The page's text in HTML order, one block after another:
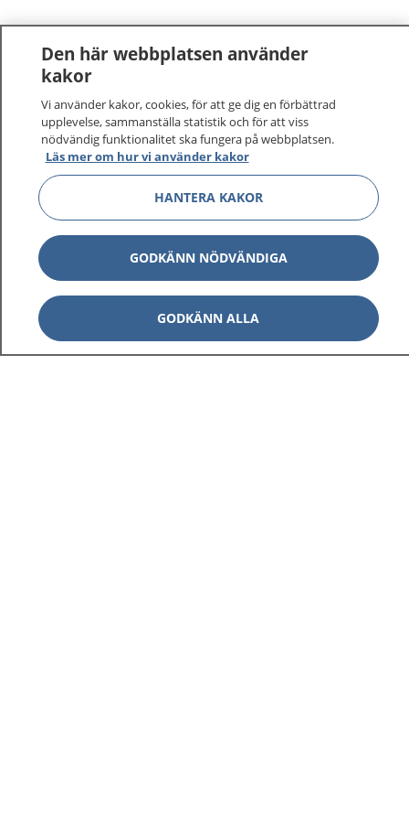
1177 tryggt om din hälsa och vård
På 1177.se får du råd om hälsa och information om
sjukdomar och vilka mottagningar du kan kontakta.
vårdärenden. Ring telefonnummer 1177 för
sjukvårdsrådgivning dygnet runt.
1177 ger dig råd när du vill må bättre.
Den här webbplatsen använder
kakor
Vi använder kakor, cookies, för att ge dig en förbättrad
upplevelse, sammanställa statistik och för att viss
nödvändig funktionalitet ska fungera på webbplatsen.
Läs mer om hur vi använder kakor
HANTERA KAKOR
GODKÄNN NÖDVÄNDIGA
GODKÄNN ALLA